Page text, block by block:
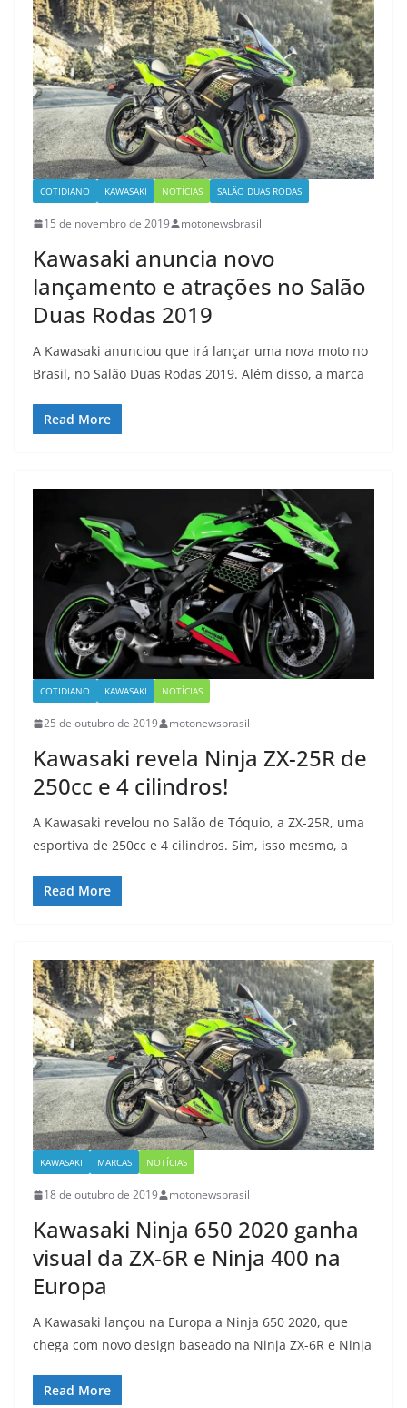
COTIDIANO KAWASAKI NOTÍCIAS SALÃO DUAS RODAS
15 de novembro de 2019 motonewsbrasil
Kawasaki anuncia novo
lançamento e atrações no Salão
Duas Rodas 2019
A Kawasaki anunciou que irá lançar uma nova moto no
Brasil, no Salão Duas Rodas 2019. Além disso, a marca
Read More
COTIDIANO KAWASAKI NOTÍCIAS
25 de outubro de 2019 motonewsbrasil
Kawasaki revela Ninja ZX-25R de
250cc e 4 cilindros!
A Kawasaki revelou no Salão de Tóquio, a ZX-25R, uma
esportiva de 250cc e 4 cilindros. Sim, isso mesmo, a
Read More
KAWASAKI MARCAS NOTÍCIAS
18 de outubro de 2019 motonewsbrasil
Kawasaki Ninja 650 2020 ganha
visual da ZX-6R e Ninja 400 na
Europa
A Kawasaki lançou na Europa a Ninja 650 2020, que
chega com novo design baseado na Ninja ZX-6R e Ninja
Read More